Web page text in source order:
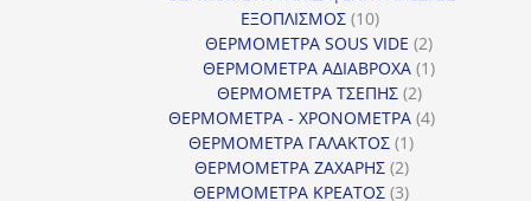
ΕΞΟΠΛΙΣΜΟΣ 1010
προϊόντα
ΘΕΡΜΟΜΕΤΡΑ SOUS VIDE 22
προϊόντα
ΘΕΡΜΟΜΕΤΡΑ ΑΔΙΑΒΡΟΧΑ 11
ΘΕΡΜΟΜΕΤΡΑ ΤΣΕΠΗΣ 22
προϊόντα
ΘΕΡΜΟΜΕΤΡΑ - ΧΡΟΝΟΜΕΤΡΑ 44
ΘΕΡΜΟΜΕΤΡΑ ΓΑΛΑΚΤΟΣ 11
προϊόν
ΘΕΡΜΟΜΕΤΡΑ ΖΑΧΑΡΗΣ 22
προϊόντα
ΘΕΡΜΟΜΕΤΡΑ ΚΡΕΑΤΟΣ 33